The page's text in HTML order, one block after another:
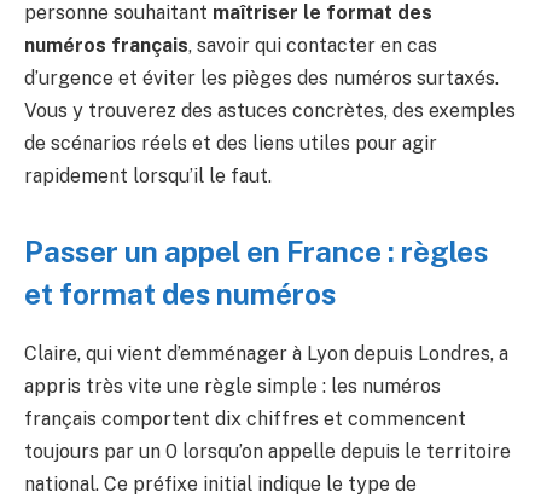
personne souhaitant maîtriser le format des
numéros français, savoir qui contacter en cas
d’urgence et éviter les pièges des numéros surtaxés.
Vous y trouverez des astuces concrètes, des exemples
de scénarios réels et des liens utiles pour agir
rapidement lorsqu’il le faut.
Passer un appel en France : règles
et format des numéros
Claire, qui vient d’emménager à Lyon depuis Londres, a
appris très vite une règle simple : les numéros
français comportent dix chiffres et commencent
toujours par un 0 lorsqu’on appelle depuis le territoire
national. Ce préfixe initial indique le type de